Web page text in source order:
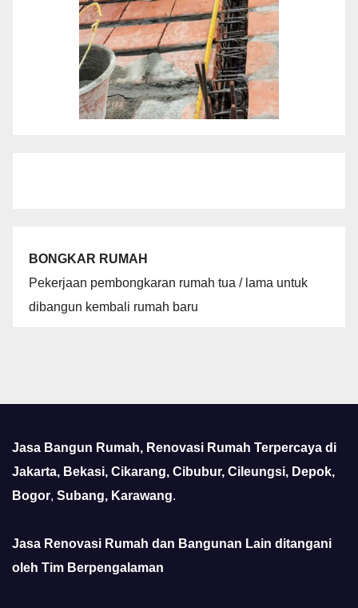
BONGKAR RUMAH
Pekerjaan pembongkaran rumah tua / lama untuk
dibangun kembali rumah baru
Jasa Bangun Rumah, Renovasi Rumah Terpercaya di
Jakarta, Bekasi, Cikarang, Cibubur, Cileungsi, Depok,
Bogor, Subang, Karawang.
Jasa Renovasi Rumah dan Bangunan Lain ditangani
oleh Tim Berpengalaman